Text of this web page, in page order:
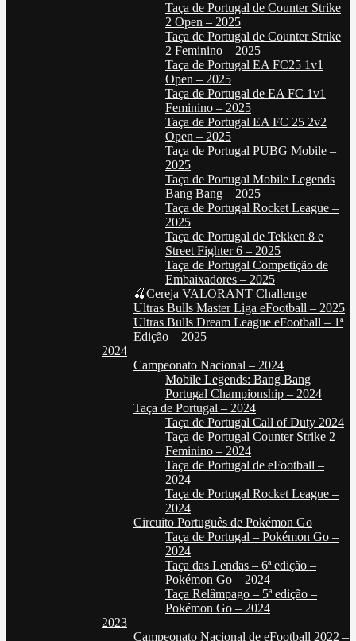
Taça de Portugal de Counter Strike
2 Open – 2025
Taça de Portugal de Counter Strike
2 Feminino – 2025
Taça de Portugal EA FC25 1v1
Open – 2025
Taça de Portugal de EA FC 1v1
Feminino – 2025
Taça de Portugal EA FC 25 2v2
Open – 2025
Taça de Portugal PUBG Mobile –
2025
Taça de Portugal Mobile Legends
Bang Bang – 2025
Taça de Portugal Rocket League –
2025
Taça de Portugal de Tekken 8 e
Street Fighter 6 – 2025
Taça de Portugal Competição de
Embaixadores – 2025
🍒Cereja VALORANT Challenge
Ultras Bulls Master Liga eFootball – 2025
Ultras Bulls Dream League eFootball – 1ª
Edição – 2025
2024
Campeonato Nacional – 2024
Mobile Legends: Bang Bang
Portugal Championship – 2024
Taça de Portugal – 2024
Taça de Portugal Call of Duty 2024
Taça de Portugal Counter Strike 2
Feminino – 2024
Taça de Portugal de eFootball –
2024
Taça de Portugal Rocket League –
2024
Circuito Português de Pokémon Go
Taça de Portugal – Pokémon Go –
2024
Taça das Lendas – 6ª edição –
Pokémon Go – 2024
Taça Relâmpago – 5ª edição –
Pokémon Go – 2024
2023
Campeonato Nacional de eFootball 2022 –